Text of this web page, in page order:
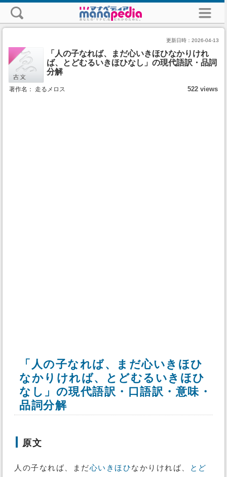
更新日時： 2026-04-13
「人の子なれば、まだ心いきほひなかりけれ
ば、とどむるいきほひなし」の現代語訳・品詞
分解
著作名： 走るメロス 522 views
「人の子なれば、まだ心いきほひ
なかりければ、とどむるいきほひ
なし」の現代語訳・口語訳・意味・
品詞分解
原文
人の子なれば、まだ心いきほひなかりければ、
とど